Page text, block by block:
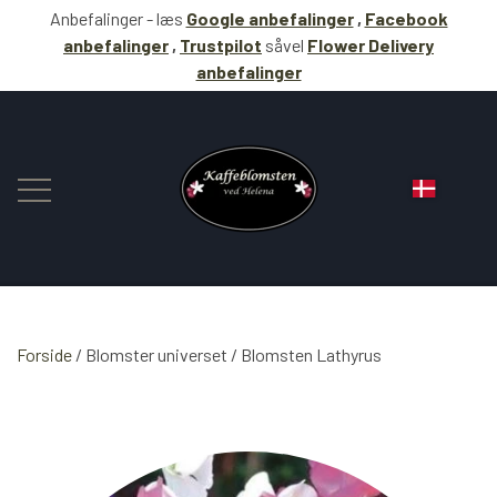
Anbefalinger - læs Google anbefalinger, Facebook
anbefalinger , Trustpilot såvel Flower Delivery
anbefalinger
BLOMSTER
KAFFE
Forside Blomster universet Blomsten Lathyrus